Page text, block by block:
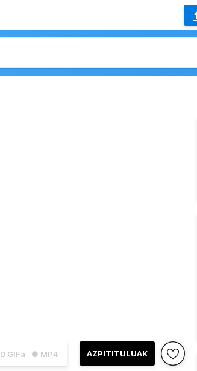
GIFa ● MP4 AZPITITULUAK